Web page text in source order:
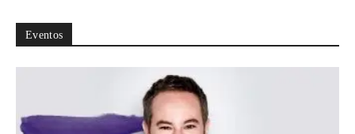
Eventos